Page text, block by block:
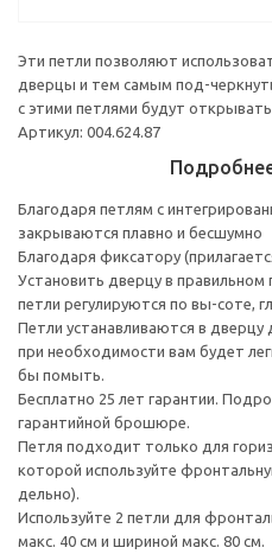
Эти петли позволяют
дверцы и тем самым под-
с этими петлями будут
Артикул: 004.624.87
Благодаря петлям с
закрываются плавно и бесшумно
Благодаря фиксатору
Установить дверцу в правильном
петли регулируются по вы-соте,
Петли устанавливаются в
при необходимости вам будет
бы помыть.
Бесплатно 25 лет гарантии.
гарантийной брошюре.
Петля подходит только для
которой используйте
дельно).
Используйте 2 петли для
макс. 40 см и шириной макс. 80 см.